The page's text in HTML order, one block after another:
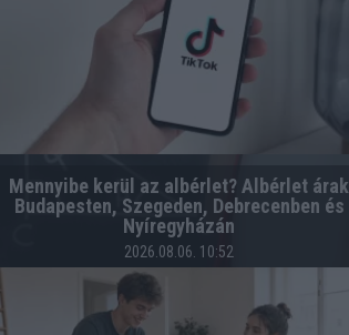
Mennyibe kerül az albérlet? Albérlet árak
Budapesten, Szegeden, Debrecenben és
Nyíregyházán
2026.08.06. 10:52